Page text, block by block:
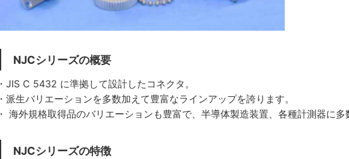
NJCシリーズの概要
・JIS C 5432 に準拠して設計したコネクタ。
・派生バリエーションを多数加えて豊富なラインアップを誇ります。
・ 海外規格取得品のバリエーションも豊富で、半導体製造装置、各種計測器に多
NJCシリーズの特徴